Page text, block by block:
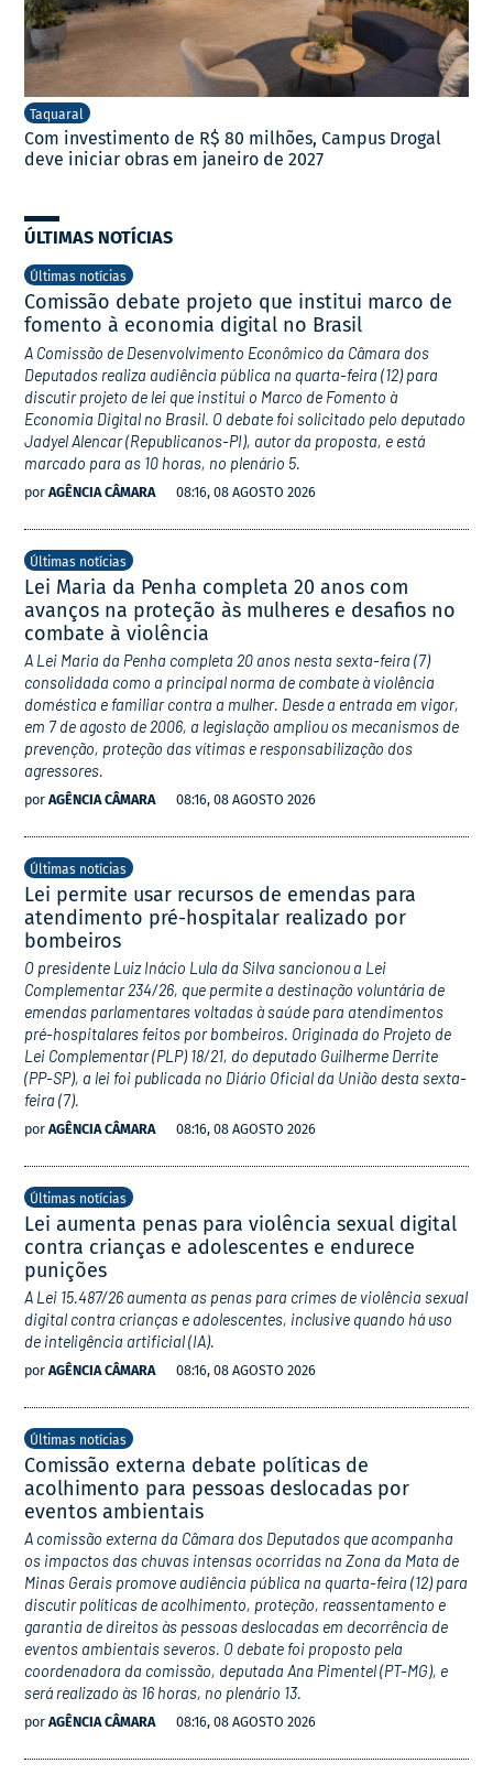
Taquaral
Com investimento de R$ 80 milhões, Campus Drogal
deve iniciar obras em janeiro de 2027
ÚLTIMAS NOTÍCIAS
Últimas notícias
Comissão debate projeto que institui marco de
fomento à economia digital no Brasil
A Comissão de Desenvolvimento Econômico da Câmara dos
Deputados realiza audiência pública na quarta-feira (12) para
discutir projeto de lei que institui o Marco de Fomento à
Economia Digital no Brasil. O debate foi solicitado pelo deputado
Jadyel Alencar (Republicanos-PI), autor da proposta, e está
marcado para as 10 horas, no plenário 5.
por AGÊNCIA CÂMARA 08:16, 08 AGOSTO 2026
Últimas notícias
Lei Maria da Penha completa 20 anos com
avanços na proteção às mulheres e desafios no
combate à violência
A Lei Maria da Penha completa 20 anos nesta sexta-feira (7)
consolidada como a principal norma de combate à violência
doméstica e familiar contra a mulher. Desde a entrada em vigor,
em 7 de agosto de 2006, a legislação ampliou os mecanismos de
prevenção, proteção das vítimas e responsabilização dos
agressores.
por AGÊNCIA CÂMARA 08:16, 08 AGOSTO 2026
Últimas notícias
Lei permite usar recursos de emendas para
atendimento pré-hospitalar realizado por
bombeiros
O presidente Luiz Inácio Lula da Silva sancionou a Lei
Complementar 234/26, que permite a destinação voluntária de
emendas parlamentares voltadas à saúde para atendimentos
pré-hospitalares feitos por bombeiros. Originada do Projeto de
Lei Complementar (PLP) 18/21, do deputado Guilherme Derrite
(PP-SP), a lei foi publicada no Diário Oficial da União desta sexta-
feira (7).
por AGÊNCIA CÂMARA 08:16, 08 AGOSTO 2026
Últimas notícias
Lei aumenta penas para violência sexual digital
contra crianças e adolescentes e endurece
punições
A Lei 15.487/26 aumenta as penas para crimes de violência sexual
digital contra crianças e adolescentes, inclusive quando há uso
de inteligência artificial (IA).
por AGÊNCIA CÂMARA 08:16, 08 AGOSTO 2026
Últimas notícias
Comissão externa debate políticas de
acolhimento para pessoas deslocadas por
eventos ambientais
A comissão externa da Câmara dos Deputados que acompanha
os impactos das chuvas intensas ocorridas na Zona da Mata de
Minas Gerais promove audiência pública na quarta-feira (12) para
discutir políticas de acolhimento, proteção, reassentamento e
garantia de direitos às pessoas deslocadas em decorrência de
eventos ambientais severos. O debate foi proposto pela
coordenadora da comissão, deputada Ana Pimentel (PT-MG), e
será realizado às 16 horas, no plenário 13.
por AGÊNCIA CÂMARA 08:16, 08 AGOSTO 2026